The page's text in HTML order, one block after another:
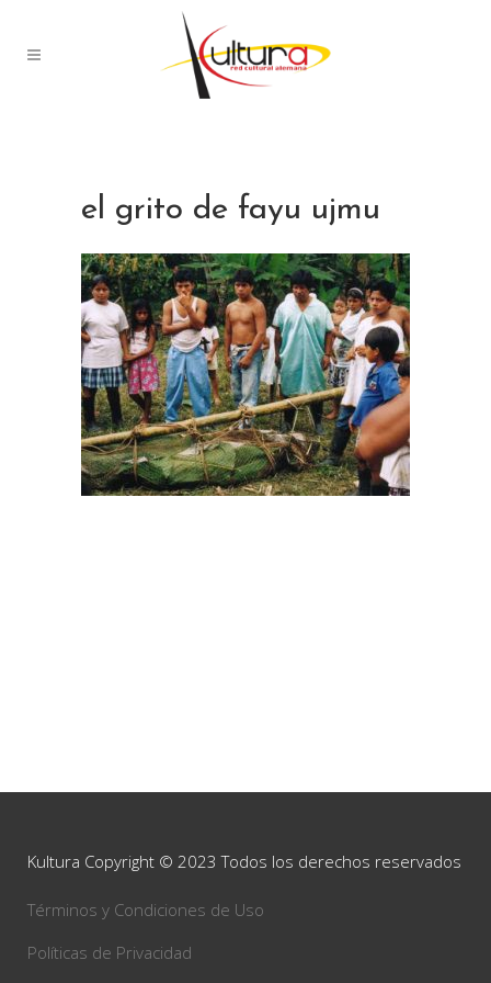
el grito de fayu ujmu
Kultura Copyright © 2023 Todos los derechos reservados
Términos y Condiciones de Uso
Políticas de Privacidad